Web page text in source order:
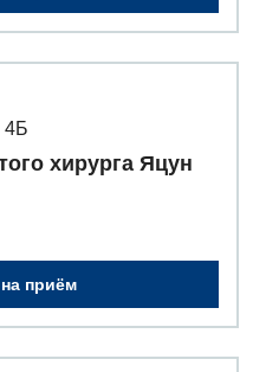
4Б
хирурга Яцун
приём